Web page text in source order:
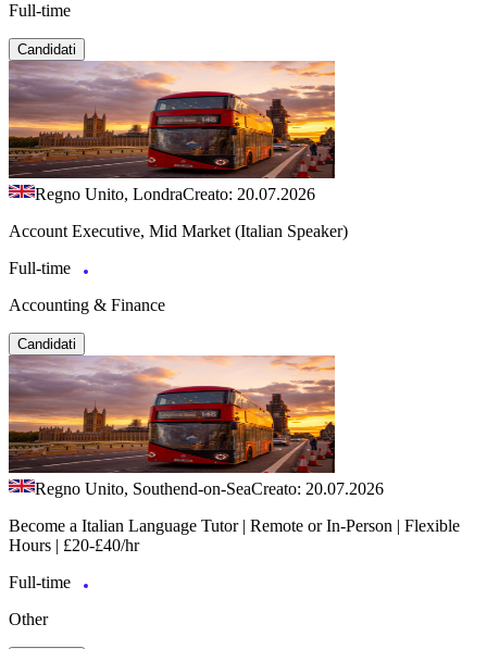
Full-time
Candidati
Regno Unito, LondraCreato: 20.07.2026
Account Executive, Mid Market (Italian Speaker)
Full-time
Accounting & Finance
Candidati
Regno Unito, Southend-on-SeaCreato: 20.07.2026
Become a Italian Language Tutor | Remote or In-Person | Flexible
Hours | £20-£40/hr
Full-time
Other